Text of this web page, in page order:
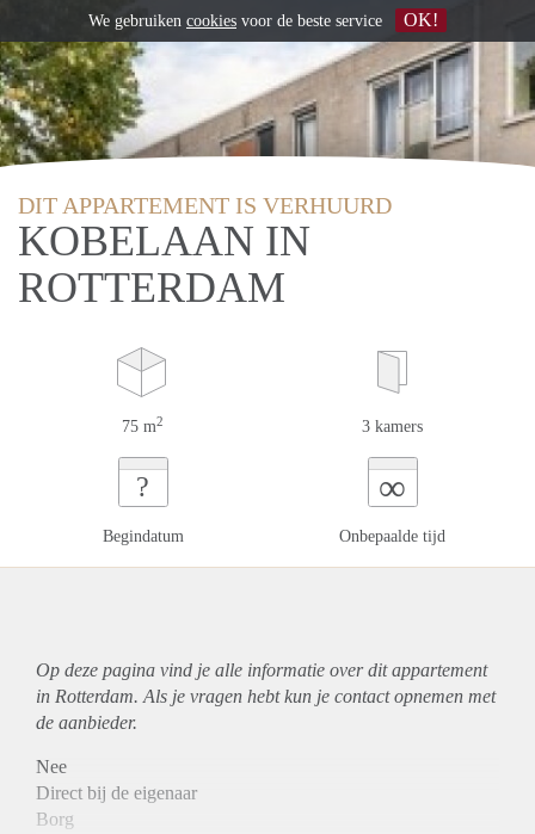
DIT APPARTEMENT IS VERHUURD
KOBELAAN IN
ROTTERDAM
75 m2 3 kamers
?
Begindatum
∞
Onbepaalde tijd
Op deze pagina vind je alle informatie over ditappartement
in Rotterdam. Als je vragen hebt kun je contact opnemen met
de aanbieder.
Nee
Direct bij de eigenaar
Borg
We gebruiken cookies voor de beste service OK!